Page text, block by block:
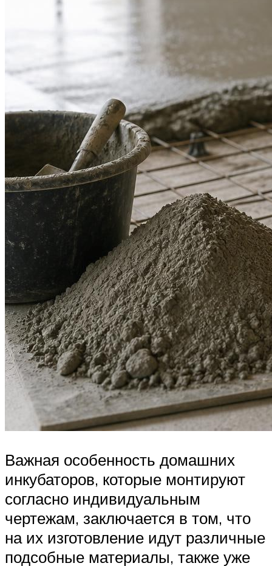
Важная особенность домашних
инкубаторов, которые монтируют
согласно индивидуальным
чертежам, заключается в том, что
на их изготовление идут различные
подсобные материалы, также уже